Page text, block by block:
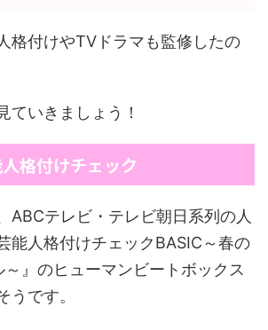
格付けやTVドラマも監修したの
ていきましょう！
格付けチェック
ABCテレビ・テレビ朝日系列の人
能人格付けチェックBASIC～春の
』のヒューマンビートボックス
うです。